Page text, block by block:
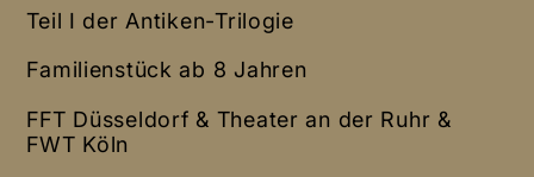
Teil I der Antiken-Trilogie
Familienstück ab 8 Jahren
FFT Düsseldorf & Theater an der Ruhr &
FWT Köln